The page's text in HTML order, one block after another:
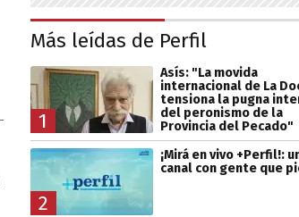
Más leídas de Perfil
1
Asís: "La movida
internacional de La
tensiona la pugna
del peronismo de la
Provincia del Pecado"
2
¡Mirá en vivo +Perfil!:
canal con gente que